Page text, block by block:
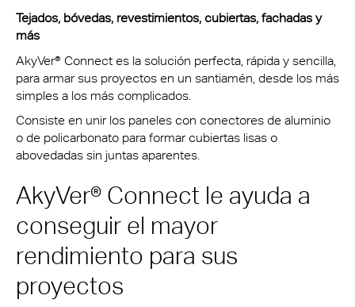
Tejados, bóvedas, revestimientos, cubiertas, fachadas y
más
AkyVer® Connect es la solución perfecta, rápida y sencilla,
para armar sus proyectos en un santiamén, desde los más
simples a los más complicados.
Consiste en unir los paneles con conectores de aluminio
o de policarbonato para formar cubiertas lisas o
abovedadas sin juntas aparentes.
AkyVer® Connect le ayuda a
conseguir el mayor
rendimiento para sus
proyectos